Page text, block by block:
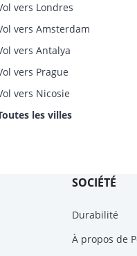
vers Londres
vers Amsterdam
vers Antalya
vers Prague
vers Nicosie
les villes
SOCIÉTÉ
Durabilité
À propos de